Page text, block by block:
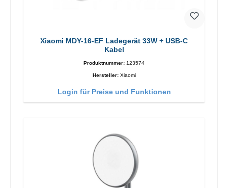
Xiaomi MDY-16-EF Ladegerät 33W + USB-C
Kabel
Produktnummer: 123574
Hersteller: Xiaomi
Login für Preise und Funktionen